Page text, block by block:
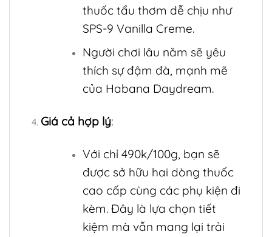
thuốc tẩu thơm dễ chịu như
SPS-9 Vanilla Creme.
Người chơi lâu năm sẽ yêu
thích sự đậm đà, mạnh mẽ
của Habana Daydream.
Giá cả hợp lý:
Với chỉ 490k/100g, bạn sẽ
được sở hữu hai dòng thuốc
cao cấp cùng các phụ kiện đi
kèm. Đây là lựa chọn tiết
kiệm mà vẫn mang lại trải